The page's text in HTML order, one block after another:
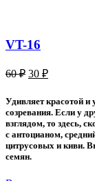
VT-16
60₽
60 ₽.
30 ₽Текущая
30 ₽.
Удивляет красотой
созревания. Если у
взглядом, то здесь,
с антоцианом,
цитрусовых и киви.
семян.